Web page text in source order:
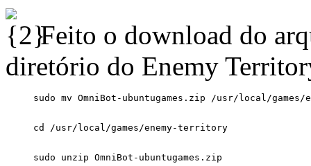
Feito o download do
diretório do Enemy